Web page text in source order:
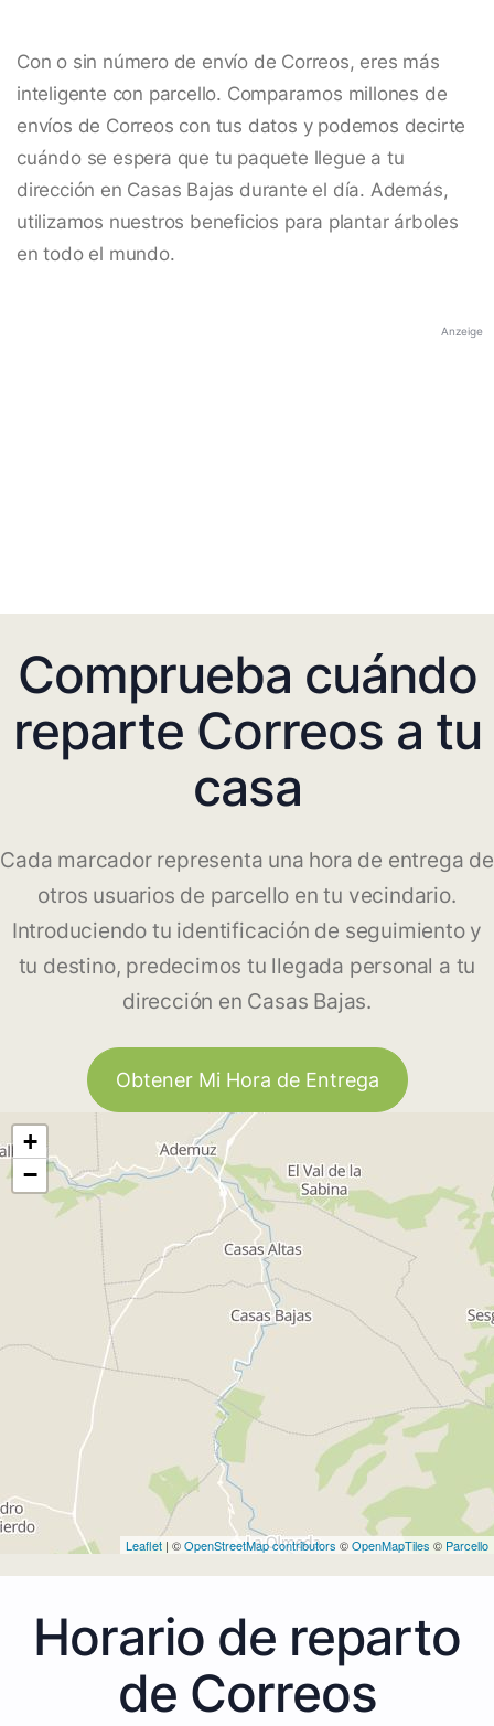
Con o sin número de envío de Correos, eres más
inteligente con parcello. Comparamos millones de
envíos de Correos con tus datos y podemos decirte
cuándo se espera que tu paquete llegue a tu
dirección en Casas Bajas durante el día. Además,
utilizamos nuestros beneficios para plantar árboles
en todo el mundo.
Anzeige
Comprueba cuándo
reparte Correos a tu
casa
Cada marcador representa una hora de entrega de
otros usuarios de parcello en tu vecindario.
Introduciendo tu identificación de seguimiento y
tu destino, predecimos tu llegada personal a tu
dirección en Casas Bajas.
Obtener Mi Hora de Entrega
+
−
Leaflet | ©OpenStreetMap contributors ©OpenMapTiles © Parcello
Horario de reparto
de Correos